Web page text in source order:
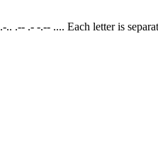
.- -.-- .... Each letter is